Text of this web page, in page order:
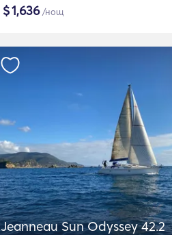
$1,636/нощ
Jeanneau Sun Odyssey 42.2